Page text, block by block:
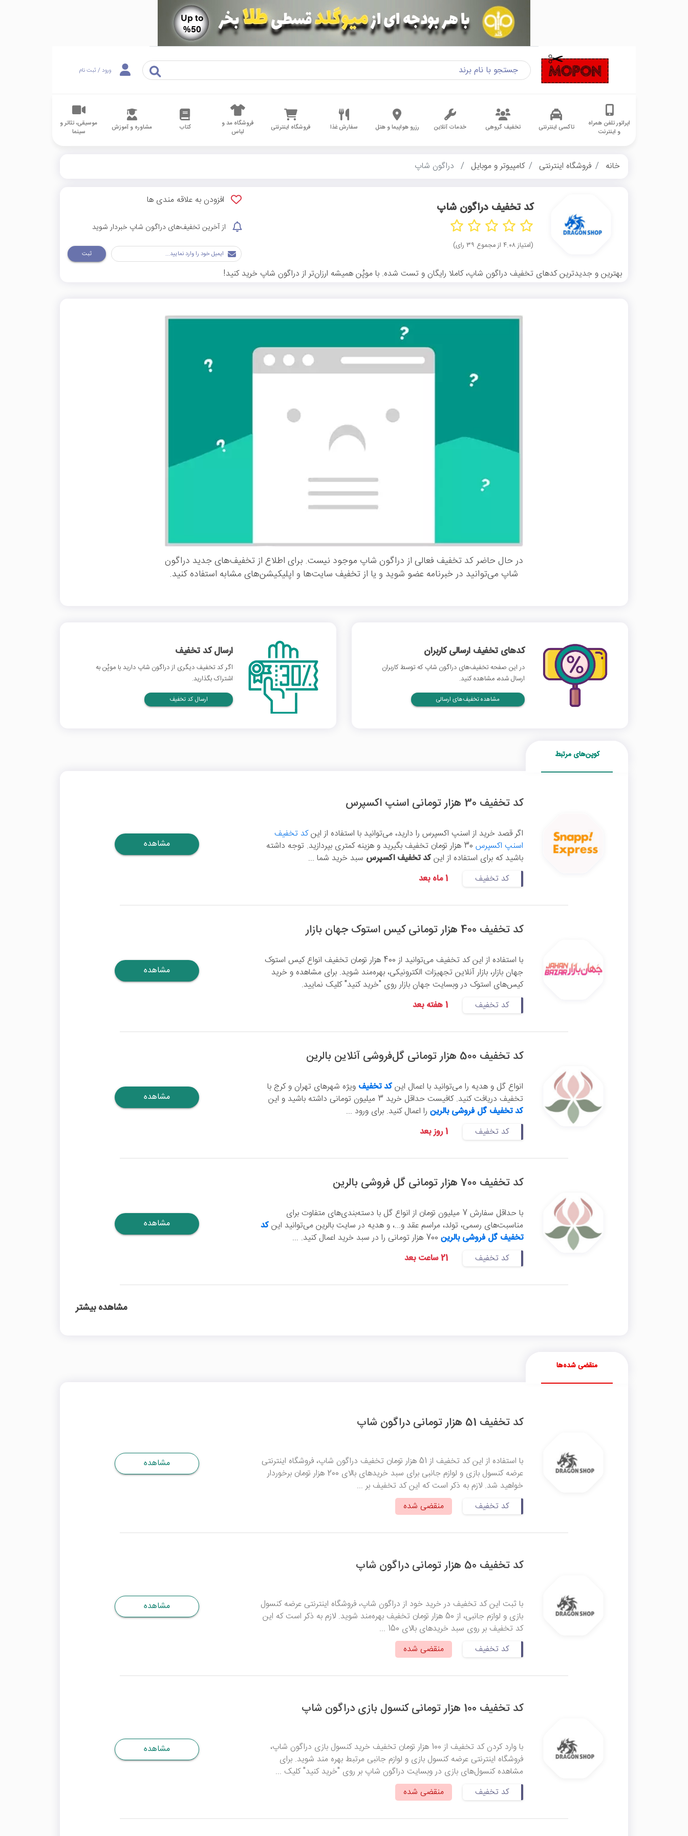
ورود / ثبت نام
اپراتور تلفن همراه
و اینترنت
تاکسی اینترنتی تخفیف گروهی خدمات آنلاین رزرو هواپیما و هتل سفارش غذا فروشگاه اینترنتی
فروشگاه مد و
لباس
کتاب مشاوره و آموزش
موسیقی، تئاتر و
سینما
خانه فروشگاه اینترنتی کامپیوتر و موبایل دراگون شاپ
کد تخفیف دراگون شاپ
(امتیاز ۴.۰۸ از مجموع ۳۹ رای)
افزودن به علاقه مندی ها
از آخرین تخفیف‌های دراگون شاپ خبردار شوید
ثبت
بهترین و جدیدترین کدهای تخفیف دراگون شاپ، کاملا رایگان و تست شده. با موپُن همیشه ارزان‌تر از دراگون شاپ خرید کنید!
در حال حاضر کد تخفیف فعالی از دراگون شاپ موجود نیست. برای اطلاع از تخفیف‌های جدید دراگون
شاپ می‌توانید در خبرنامه عضو شوید و یا از تخفیف سایت‌ها و اپلیکیشن‌های مشابه استفاده کنید.
کدهای تخفیف ارسالی کاربران
در این صفحه تخفیف‌های دراگون شاپ که توسط کاربران
ارسال شده، مشاهده کنید.
مشاهده تخفیف‌های ارسالی
ارسال کد تخفیف
اگر کد تخفیف دیگری از دراگون شاپ دارید با موپُن به
اشتراک بگذارید.
ارسال کد تخفیف
کوپن‌های مرتبط
کد تخفیف 30 هزار تومانی اسنپ اکسپرس
اگر قصد خرید از اسنپ اکسپرس را دارید، می‌توانید با استفاده از اینکد تخفیف
اسنپ اکسپرس
30 هزار تومان تخفیف بگیرید و هزینه کمتری بپردازید. توجه داشته
باشید که برای استفاده از اینکد تخفیف اکسپرس سبد خرید شما ...
کد تخفیف
1 ماه بعد
مشاهده
کد تخفیف 400 هزار تومانی کیس استوک جهان بازار
با استفاده از این کد تخفیف می‌توانید از 400 هزار تومان تخفیف انواع کیس استوک
جهان بازار، بازار آنلاین تجهیزات الکترونیکی، بهره‌مند شوید. برای مشاهده و خرید
کیس‌های استوک در وبسایت جهان بازار روی "خرید کنید" کلیک نمایید.
کد تخفیف
1 هفته بعد
مشاهده
کد تخفیف 500 هزار تومانی گل‌فروشی آنلاین بالرین
انواع گل و هدیه را می‌توانید با اعمال اینکد تخفیف ویژه شهرهای تهران و کرج با
تخفیف دریافت کنید. کافیست حداقل خرید 3 میلیون تومانی داشته باشید و این
کد تخفیف گل فروشی بالرینرا اعمال کنید. برای ورود ...
کد تخفیف
1 روز بعد
مشاهده
کد تخفیف 700 هزار تومانی گل فروشی بالرین
با حداقل سفارش 7 میلیون تومان از انواع گل با دسته‌بندی‌های متفاوت برای
مناسبت‌های رسمی، تولد، مراسم عقد و...، و هدیه در سایت بالرین می‌توانید اینکد
تخفیف گل فروشی بالرین700 هزار تومانی را در سبد خرید اعمال کنید. ...
کد تخفیف
21 ساعت بعد
مشاهده
مشاهده بیشتر
منقضی شده‌ها
کد تخفیف 51 هزار تومانی دراگون شاپ
با استفاده از این کد تخفیف از 51 هزار تومان تخفیف دراگون شاپ، فروشگاه اینترنتی
عرضه کنسول بازی و لوازم جانبی برای سبد خریدهای بالای 200 هزار تومان برخوردار
خواهید شد. لازم به ذکر است که این کد تخفیف بر ...
کد تخفیف
منقضی شده
مشاهده
کد تخفیف 50 هزار تومانی دراگون شاپ
با ثبت این کد تخفیف در خرید خود از دراگون شاپ، فروشگاه اینترنتی عرضه کنسول
بازی و لوازم جانبی، از 50 هزار تومان تخفیف بهره‎‌مند شوید. لازم به ذکر است که این
کد تخفیف بر روی سبد خریدهای بالای 150 ...
کد تخفیف
منقضی شده
مشاهده
کد تخفیف 100 هزار تومانی کنسول بازی دراگون شاپ
با وارد کردن کد تخفیف از 100 هزار تومان تخفیف خرید کنسول بازی دراگون شاپ،
فروشگاه اینترنتی عرضه کنسول بازی و لوازم جانبی مرتبط بهره مند شوید. برای
مشاهده کنسول‌های بازی در وبسایت دراگون شاپ بر روی "خرید کنید" کلیک ...
کد تخفیف
منقضی شده
مشاهده